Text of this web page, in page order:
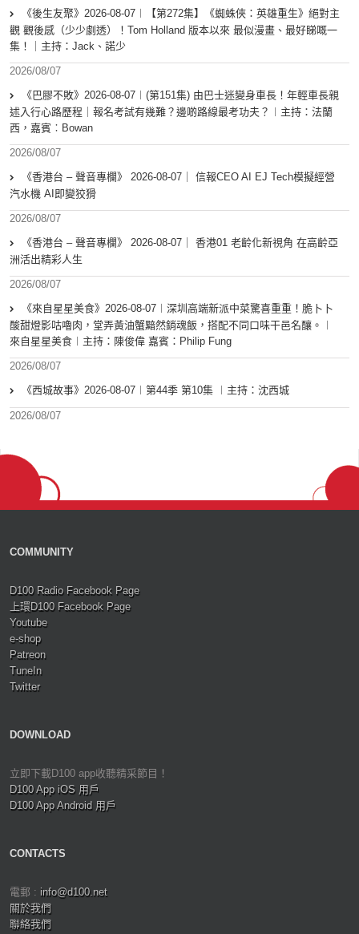
《後生友聚》2026-08-07︱【第272集】《蜘蛛俠：英雄重生》絕對主
觀 觀後感（少少劇透）！Tom Holland 版本以來 最似漫畫、最好睇嘅一
集！｜主持：Jack、諾少
2026/08/07
《巴膠不敗》2026-08-07︱(第151集) 由巴士迷變身車長！年輕車長親
述入行心路歷程｜報名考試有幾難？邊啲路線最考功夫？︱主持：法蘭
西，嘉賓︰Bowan
2026/08/07
《香港台 – 聲音專欄》 2026-08-07｜ 信報CEO AI EJ Tech模擬經營
汽水機 AI即變狡猾
2026/08/07
《香港台 – 聲音專欄》 2026-08-07｜ 香港01 老齡化新視角 在高齡亞
洲活出精彩人生
2026/08/07
《來自星星美食》2026-08-07︱深圳高端新派中菜驚喜重重！脆卜卜
酸甜燈影咕嚕肉，堂弄黃油蟹黯然銷魂飯，搭配不同口味干邑名釀。︱
來自星星美食︱主持：陳俊偉 嘉賓：Philip Fung
2026/08/07
《西城故事》2026-08-07︱第44季 第10集 ︱主持：沈西城
2026/08/07
COMMUNITY
D100 Radio Facebook Page
上環D100 Facebook Page
Youtube
e-shop
Patreon
TuneIn
Twitter
DOWNLOAD
立即下載D100 app收聽精采節目！
D100 App iOS 用戶
D100 App Android 用戶
CONTACTS
電郵 : info@d100.net
關於我們
聯絡我們